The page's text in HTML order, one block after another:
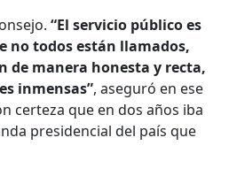
“El servicio público es
no todos están llamados,
de manera honesta y recta,
inmensas”, aseguró en ese
certeza que en dos años iba
presidencial del país que